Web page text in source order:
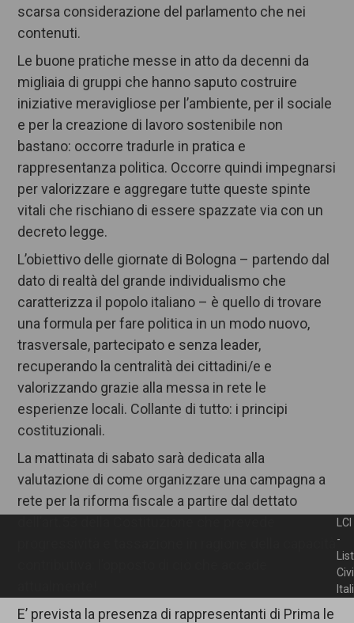
scarsa considerazione del parlamento che nei
contenuti.
Le buone pratiche messe in atto da decenni da
migliaia di gruppi che hanno saputo costruire
iniziative meravigliose per l’ambiente, per il sociale
e per la creazione di lavoro sostenibile non
bastano: occorre tradurle in pratica e
rappresentanza politica. Occorre quindi impegnarsi
per valorizzare e aggregare tutte queste spinte
vitali che rischiano di essere spazzate via con un
decreto legge.
L’obiettivo delle giornate di Bologna – partendo dal
dato di realtà del grande individualismo che
caratterizza il popolo italiano – è quello di trovare
una formula per fare politica in un modo nuovo,
trasversale, partecipato e senza leader,
recuperando la centralità dei cittadini/e e
valorizzando grazie alla messa in rete le
esperienze locali. Collante di tutto: i principi
costituzionali.
La mattinata di sabato sarà dedicata alla
valutazione di come organizzare una campagna a
rete per la riforma fiscale a partire dal dettato
E’ prevista la presenza di rappresentanti di Prima le
LCI
-